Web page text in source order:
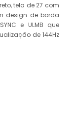
tela de 27 com
design de borda
e ULMB que
de 144Hz